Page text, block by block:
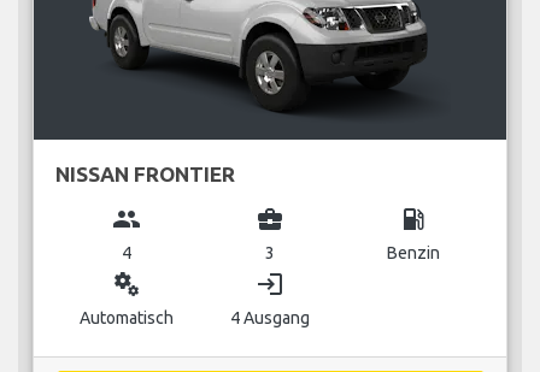
NISSAN FRONTIER
group
4
business_center
3
local_gas_station
Benzin
miscellaneous_services
Automatisch
login
4 Ausgang